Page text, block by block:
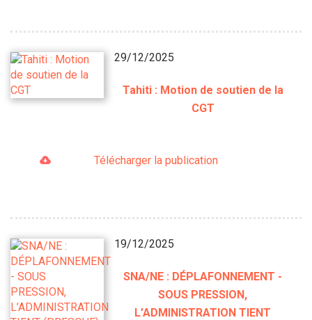
29/12/2025
Tahiti : Motion de soutien de la
CGT
Télécharger la publication
19/12/2025
SNA/NE : DÉPLAFONNEMENT -
SOUS PRESSION,
L’ADMINISTRATION TIENT